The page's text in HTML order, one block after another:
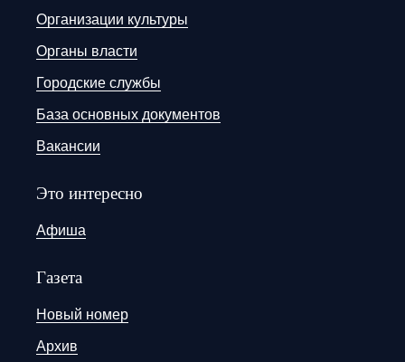
Организации культуры
Органы власти
Городские службы
База основных документов
Вакансии
Это интересно
Афиша
Газета
Новый номер
Архив